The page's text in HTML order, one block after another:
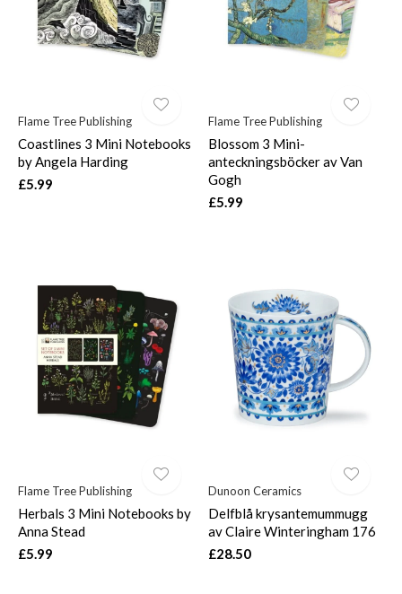
Flame Tree Publishing
Coastlines 3 Mini Notebooks
by Angela Harding
£5.99
Flame Tree Publishing
Blossom 3 Mini-
anteckningsböcker av Van
Gogh
£5.99
Flame Tree Publishing
Herbals 3 Mini Notebooks by
Anna Stead
£5.99
Dunoon Ceramics
Delfblå krysantemummugg
av Claire Winteringham 176
£28.50